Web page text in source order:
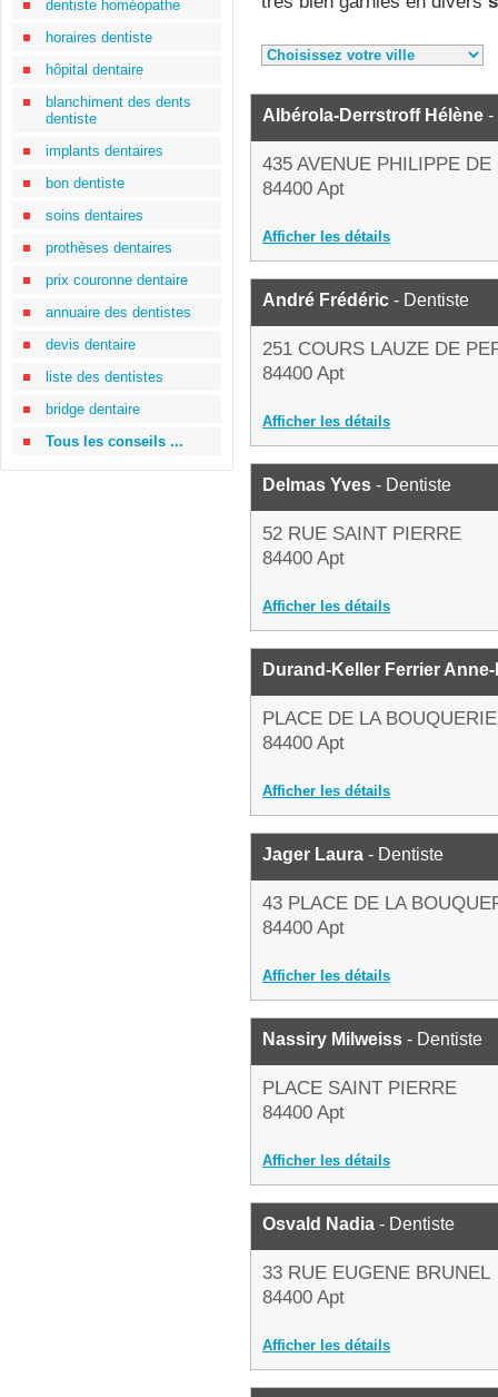
dentiste homéopathe
horaires dentiste
hôpital dentaire
blanchiment des dents
dentiste
implants dentaires
bon dentiste
soins dentaires
prothèses dentaires
prix couronne dentaire
annuaire des dentistes
devis dentaire
liste des dentistes
bridge dentaire
Tous les conseils ...
Albérola-Derrstroff Hélène -
435 AVENUE PHILIPPE DE
84400 Apt
Afficher les détails
André Frédéric - Dentiste
251 COURS LAUZE DE
84400 Apt
Afficher les détails
Delmas Yves - Dentiste
52 RUE SAINT PIERRE
84400 Apt
Afficher les détails
Durand-Keller Ferrier Anne-
PLACE DE LA BOUQUERIE
84400 Apt
Afficher les détails
Jager Laura - Dentiste
43 PLACE DE LA
84400 Apt
Afficher les détails
Nassiry Milweiss - Dentiste
PLACE SAINT PIERRE
84400 Apt
Afficher les détails
Osvald Nadia - Dentiste
33 RUE EUGENE BRUNEL
84400 Apt
Afficher les détails